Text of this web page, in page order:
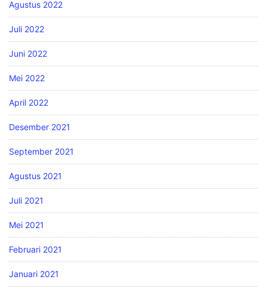
Agustus 2022
Juli 2022
Juni 2022
Mei 2022
April 2022
Desember 2021
September 2021
Agustus 2021
Juli 2021
Mei 2021
Februari 2021
Januari 2021